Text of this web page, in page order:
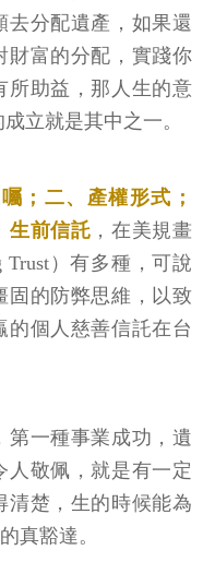
去分配遺產，如果還
財富的分配，實踐你
所助益，那人生的意
立就是其中之一。
；二、產權形式；
生前信託 ，在美規畫
）有多種，可說
固的防弊思維，以致
的個人慈善信託在台
第一種事業成功，遺
人敬佩，就是有一定
清楚，生的時候能為
真豁達。